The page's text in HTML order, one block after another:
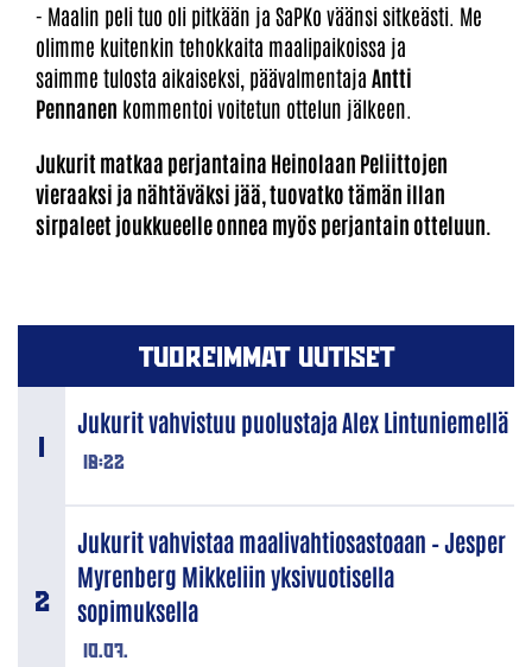
- Maalin peli tuo oli pitkään ja SaPKo väänsi sitkeästi. Me
olimme kuitenkin tehokkaita maalipaikoissa ja
saimme tulosta aikaiseksi, päävalmentaja Antti
Pennanen kommentoi voitetun ottelun jälkeen.
Jukurit matkaa perjantaina Heinolaan Peliittojen
vieraaksi ja nähtäväksi jää, tuovatko tämän illan
sirpaleet joukkueelle onnea myös perjantain otteluun.
TUOREIMMAT UUTISET
18:22
Jukurit vahvistuu puolustaja Alex Lintuniemellä
10.07.
Jukurit vahvistaa maalivahtiosastoaan – Jesper
Myrenberg Mikkeliin yksivuotisella
sopimuksella